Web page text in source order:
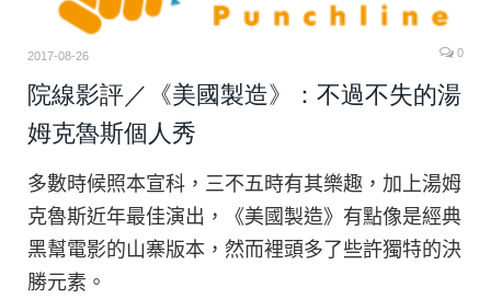
2017-08-26 0
院線影評／《美國製造》：不過不失的湯
姆克魯斯個人秀
多數時候照本宣科，三不五時有其樂趣，加上湯姆
克魯斯近年最佳演出，《美國製造》有點像是經典
黑幫電影的山寨版本，然而裡頭多了些許獨特的決
勝元素。